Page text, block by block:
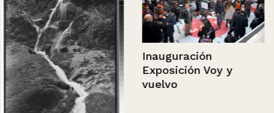
Inauguración
Exposición Voy y
vuelvo